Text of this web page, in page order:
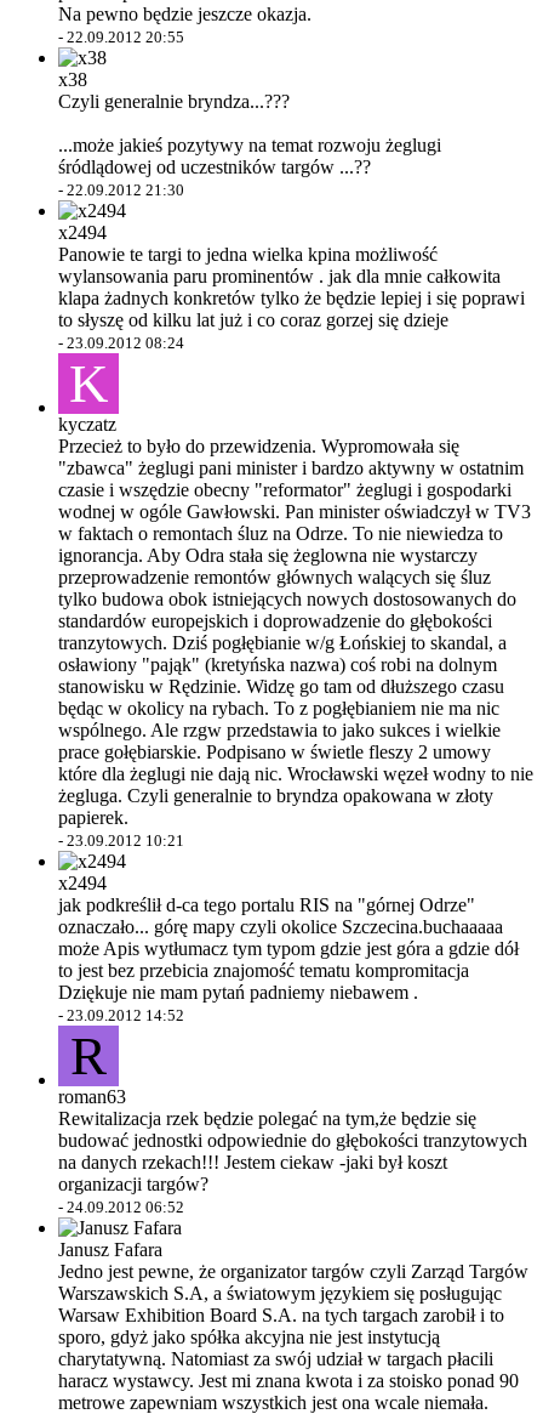
Na pewno będzie jeszcze okazja.
- 22.09.2012 20:55
x38
Czyli generalnie bryndza...???
...może jakieś pozytywy na temat rozwoju żeglugi
śródlądowej od uczestników targów ...??
- 22.09.2012 21:30
x2494
Panowie te targi to jedna wielka kpina możliwość
wylansowania paru prominentów . jak dla mnie całkowita
klapa żadnych konkretów tylko że będzie lepiej i się poprawi
to słyszę od kilku lat już i co coraz gorzej się dzieje
- 23.09.2012 08:24
K
kyczatz
Przecież to było do przewidzenia. Wypromowała się
"zbawca" żeglugi pani minister i bardzo aktywny w ostatnim
czasie i wszędzie obecny "reformator" żeglugi i gospodarki
wodnej w ogóle Gawłowski. Pan minister oświadczył w TV3
w faktach o remontach śluz na Odrze. To nie niewiedza to
ignorancja. Aby Odra stała się żeglowna nie wystarczy
przeprowadzenie remontów głównych walących się śluz
tylko budowa obok istniejących nowych dostosowanych do
standardów europejskich i doprowadzenie do głębokości
tranzytowych. Dziś pogłębianie w/g Łońskiej to skandal, a
osławiony "pająk" (kretyńska nazwa) coś robi na dolnym
stanowisku w Rędzinie. Widzę go tam od dłuższego czasu
będąc w okolicy na rybach. To z pogłębianiem nie ma nic
wspólnego. Ale rzgw przedstawia to jako sukces i wielkie
prace gołębiarskie. Podpisano w świetle fleszy 2 umowy
które dla żeglugi nie dają nic. Wrocławski węzeł wodny to nie
żegluga. Czyli generalnie to bryndza opakowana w złoty
papierek.
- 23.09.2012 10:21
x2494
jak podkreślił d-ca tego portalu RIS na "górnej Odrze"
oznaczało... górę mapy czyli okolice Szczecina.buchaaaaa
może Apis wytłumacz tym typom gdzie jest góra a gdzie dół
to jest bez przebicia znajomość tematu kompromitacja
Dziękuje nie mam pytań padniemy niebawem .
- 23.09.2012 14:52
R
roman63
Rewitalizacja rzek będzie polegać na tym,że będzie się
budować jednostki odpowiednie do głębokości tranzytowych
na danych rzekach!!! Jestem ciekaw -jaki był koszt
organizacji targów?
- 24.09.2012 06:52
Janusz Fafara
Jedno jest pewne, że organizator targów czyli Zarząd Targów
Warszawskich S.A, a światowym językiem się posługując
Warsaw Exhibition Board S.A. na tych targach zarobił i to
sporo, gdyż jako spółka akcyjna nie jest instytucją
charytatywną. Natomiast za swój udział w targach płacili
haracz wystawcy. Jest mi znana kwota i za stoisko ponad 90
metrowe zapewniam wszystkich jest ona wcale niemała.